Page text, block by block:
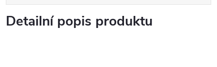
Detailní popis produktu